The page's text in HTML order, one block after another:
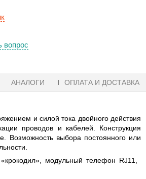
вопрос
АНАЛОГИ ОПЛАТА И ДОСТАВКА
и силой тока двойного действия
проводов и кабелей. Конструкция
Возможность выбора постоянного или
модульный телефон RJ11,